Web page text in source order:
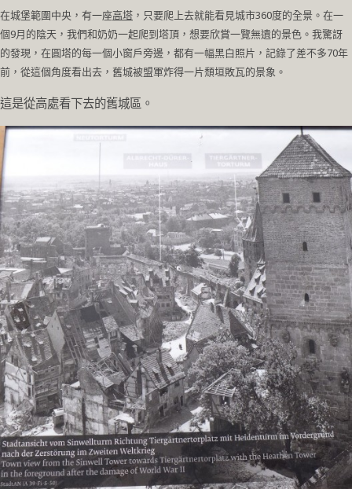
在城堡範圍中央，有一座高塔 ，只要爬上去就能看見城市360度的全景。在一
個9月的陰天，我們和奶奶一起爬到塔頂，想要欣賞一覽無遺的景色。我驚訝
的發現，在圓塔的每一個小窗戶旁邊，都有一幅黑白照片，記錄了差不多70年
前，從這個角度看出去，舊城被盟軍炸得一片頹垣敗瓦的景象。
這是從高處看下去的舊城區。